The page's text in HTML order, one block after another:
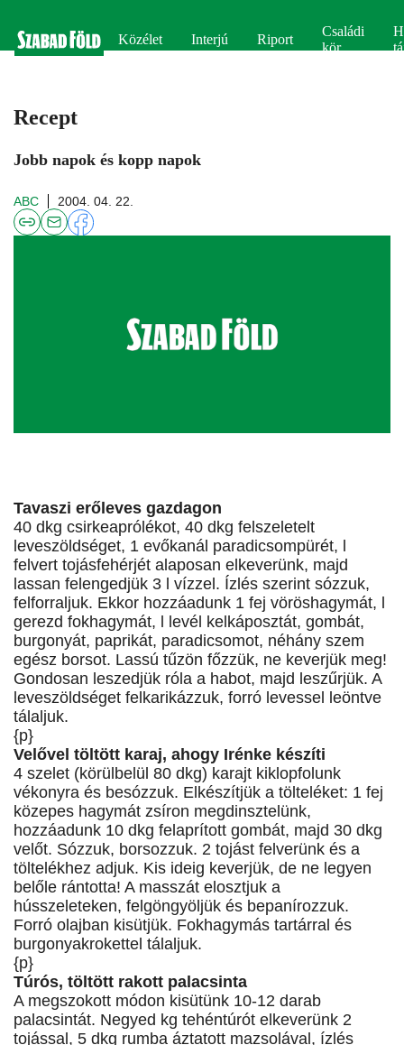
Közélet Interjú Riport
Családi
kör
Recept
Jobb napok és kopp napok
ABC 2004. 04. 22.
Tavaszi erőleves gazdagon
40 dkg csirkeaprólékot, 40 dkg felszeletelt
leveszöldséget, 1 evőkanál paradicsompürét, l
felvert tojásfehérjét alaposan elkeverünk, majd
lassan felengedjük 3 l vízzel. Ízlés szerint sózzuk,
felforraljuk. Ekkor hozzáadunk 1 fej vöröshagymát, l
gerezd fokhagymát, l levél kelkáposztát, gombát,
burgonyát, paprikát, paradicsomot, néhány szem
egész borsot. Lassú tűzön főzzük, ne keverjük meg!
Gondosan leszedjük róla a habot, majd leszűrjük. A
leveszöldséget felkarikázzuk, forró levessel leöntve
tálaljuk.
{p}
Velővel töltött karaj, ahogy Irénke készíti
4 szelet (körülbelül 80 dkg) karajt kiklopfolunk
vékonyra és besózzuk. Elkészítjük a tölteléket: 1 fej
közepes hagymát zsíron megdinsztelünk,
hozzáadunk 10 dkg felaprított gombát, majd 30 dkg
velőt. Sózzuk, borsozzuk. 2 tojást felverünk és a
töltelékhez adjuk. Kis ideig keverjük, de ne legyen
belőle rántotta! A masszát elosztjuk a
hússzeleteken, felgöngyöljük és bepanírozzuk.
Forró olajban kisütjük. Fokhagymás tartárral és
burgonyakrokettel tálaljuk.
{p}
Túrós, töltött rakott palacsinta
A megszokott módon kisütünk 10-12 darab
palacsintát. Negyed kg tehéntúrót elkeverünk 2
tojással, 5 dkg rumba áztatott mazsolával, ízlés